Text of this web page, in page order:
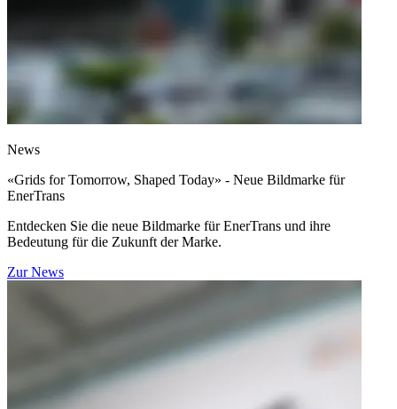
News
«Grids for Tomorrow, Shaped Today» - Neue Bildmarke für
EnerTrans
Entdecken Sie die neue Bildmarke für EnerTrans und ihre
Bedeutung für die Zukunft der Marke.
Zur News